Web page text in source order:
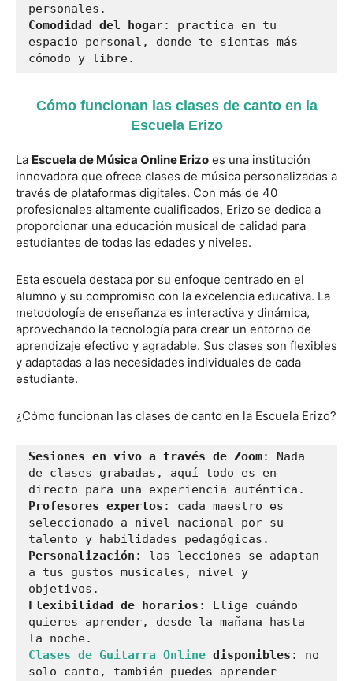
Comodidad del hogar: practica en tu
espacio personal, donde te sientas más
cómodo y libre.
Cómo funcionan las clases de canto en la
Escuela Erizo
La Escuela de Música Online Erizo es una institución
innovadora que ofrece clases de música personalizadas a
través de plataformas digitales. Con más de 40
profesionales altamente cualificados, Erizo se dedica a
proporcionar una educación musical de calidad para
estudiantes de todas las edades y niveles.
Esta escuela destaca por su enfoque centrado en el
alumno y su compromiso con la excelencia educativa. La
metodología de enseñanza es interactiva y dinámica,
aprovechando la tecnología para crear un entorno de
aprendizaje efectivo y agradable. Sus clases son flexibles
y adaptadas a las necesidades individuales de cada
estudiante.
¿Cómo funcionan las clases de canto en la Escuela Erizo?
Sesiones en vivo a través de Zoom: Nada
de clases grabadas, aquí todo es en
Profesores expertos : cada maestro es
seleccionado a nivel nacional por su
Personalización : las lecciones se adaptan
a tus gustos musicales, nivel y
Flexibilidad de horarios : Elige cuándo
quieres aprender, desde la mañana hasta
Clases de Guitarra Online disponibles : no
solo canto, también puedes aprender